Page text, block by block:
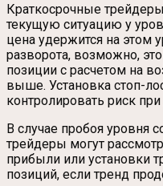
Краткосрочные
текущую ситуацию у
цена удержится на этом
разворота, возможно,
позиции с расчетом на
выше. Установка стоп-
контролировать риск
В случае пробоя уровня
трейдеры могут
прибыли или установки
позиций, если тренд